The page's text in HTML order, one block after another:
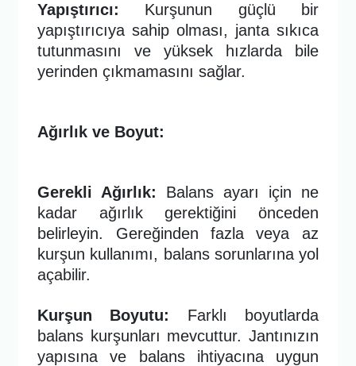
Yapıştırıcı:
Kurşunun güçlü bir
yapıştırıcıya sahip olması, janta sıkıca
tutunmasını ve yüksek hızlarda bile
yerinden çıkmamasını sağlar.
Ağırlık ve Boyut:
Gerekli Ağırlık: Balans ayarı için ne
kadar ağırlık gerektiğini önceden
belirleyin. Gereğinden fazla veya az
kurşun kullanımı, balans sorunlarına yol
açabilir.
Kurşun Boyutu:
Farklı boyutlarda
balans kurşunları mevcuttur. Jantınızın
yapısına ve balans ihtiyacına uygun